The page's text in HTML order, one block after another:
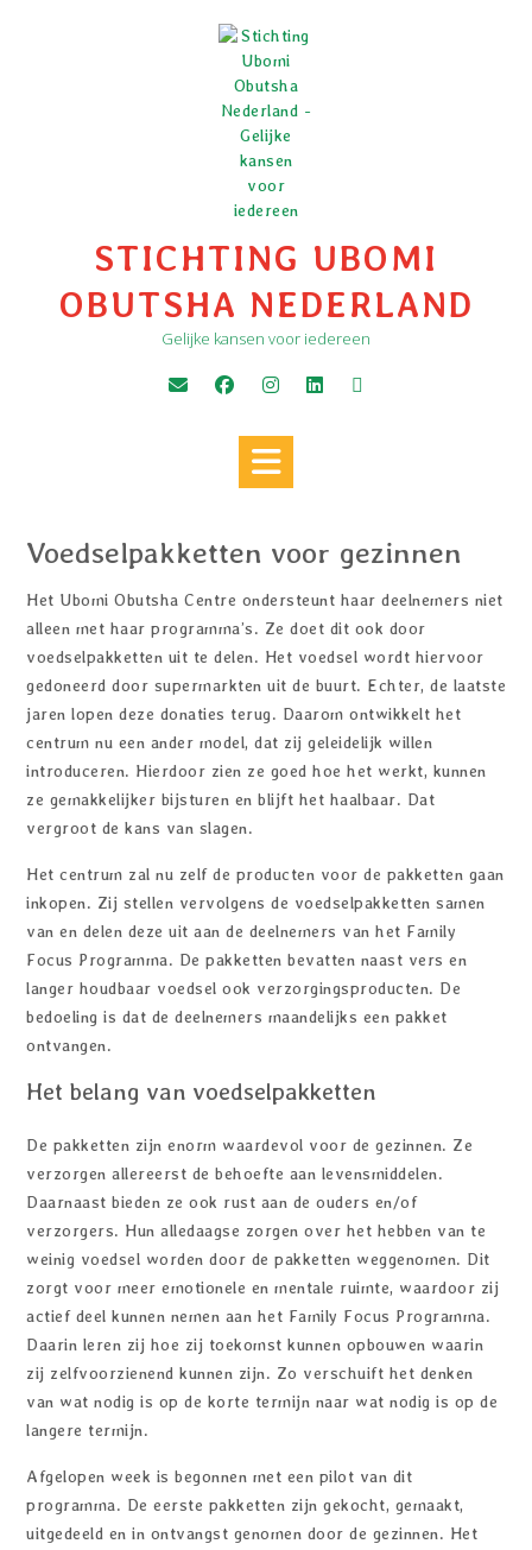
STICHTING UBOMI
OBUTSHA NEDERLAND
Gelijke kansen voor iedereen
Voedselpakketten voor gezinnen
Het Ubomi Obutsha Centre ondersteunt haar deelnemers niet
alleen met haar programma’s. Ze doet dit ook door
voedselpakketten uit te delen. Het voedsel wordt hiervoor
gedoneerd door supermarkten uit de buurt. Echter, de laatste
jaren lopen deze donaties terug. Daarom ontwikkelt het
centrum nu een ander model, dat zij geleidelijk willen
introduceren. Hierdoor zien ze goed hoe het werkt, kunnen
ze gemakkelijker bijsturen en blijft het haalbaar. Dat
vergroot de kans van slagen.
Het centrum zal nu zelf de producten voor de pakketten gaan
inkopen. Zij stellen vervolgens de voedselpakketten samen
van en delen deze uit aan de deelnemers van het Family
Focus Programma. De pakketten bevatten naast vers en
langer houdbaar voedsel ook verzorgingsproducten. De
bedoeling is dat de deelnemers maandelijks een pakket
ontvangen.
Het belang van voedselpakketten
De pakketten zijn enorm waardevol voor de gezinnen. Ze
verzorgen allereerst de behoefte aan levensmiddelen.
Daarnaast bieden ze ook rust aan de ouders en/of
verzorgers. Hun alledaagse zorgen over het hebben van te
weinig voedsel worden door de pakketten weggenomen. Dit
zorgt voor meer emotionele en mentale ruimte, waardoor zij
actief deel kunnen nemen aan het Family Focus Programma.
Daarin leren zij hoe zij toekomst kunnen opbouwen waarin
zij zelfvoorzienend kunnen zijn. Zo verschuift het denken
van wat nodig is op de korte termijn naar wat nodig is op de
langere termijn.
Afgelopen week is begonnen met een pilot van dit
programma. De eerste pakketten zijn gekocht, gemaakt,
uitgedeeld en in ontvangst genomen door de gezinnen. Het